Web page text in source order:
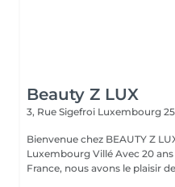
Beauty Z LUX
3, Rue Sigefroi Luxembourg
Bienvenue chez BEAUTY Z
Luxembourg Villé Avec 20 ans d'expérience en Russie et en
France, nous avons le plaisir